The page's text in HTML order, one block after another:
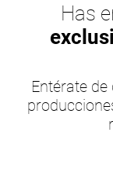
Has
Entérate